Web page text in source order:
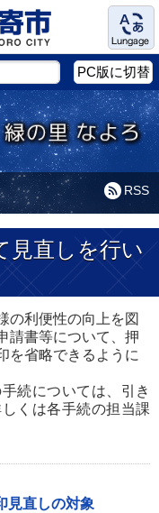
Language
PC版に切替
RSS
見直しを行い
の利便性の向上を図
請書等について、押
を省略できるように
続については、引き
くは各手続の担当課
見直しの対象